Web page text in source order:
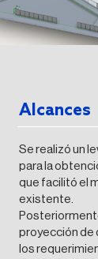
Alcances
Se realizó un
para la
que facilitó el
existente.
proyección de
los